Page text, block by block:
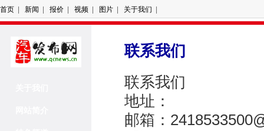
首页 新闻 报价 视频 图片 关于我们
联系我们
联系我们
地址：
邮箱：